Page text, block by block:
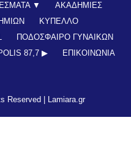
▼
ΑΚΑΔΗΜΙΕΣ
ΚΥΠΕΛΛΟ
ΠΟΔΟΣΦΑΙΡΟ ΓΥΝΑΙΚΩΝ
87,7 ▶︎ ΕΠΙΚΟΙΝΩΝΊΑ
Reserved | Lamiara.gr